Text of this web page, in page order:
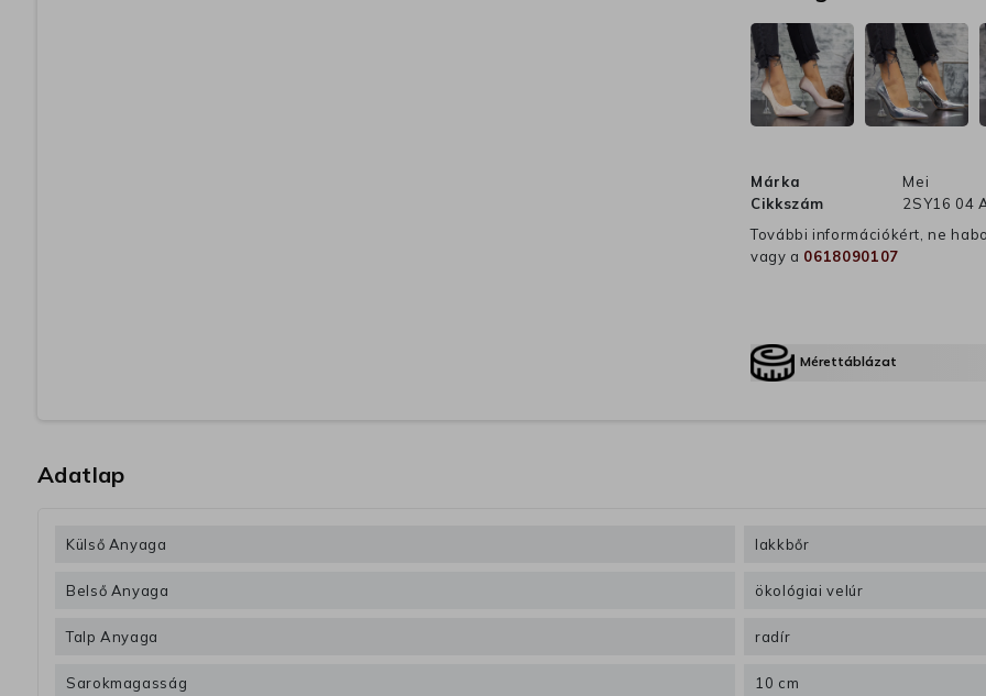
Márka
Mei
Cikkszám
2SY16 04
További információkért, ne
vagy a 0618090107
Mérettáblázat
Adatlap
Külső Anyaga lakkbőr
Belső Anyaga ökológiai velúr
Talp Anyaga radír
Sarokmagasság 10 cm